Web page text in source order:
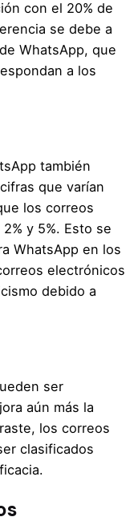
con el 20% de
se debe a
WhatsApp, que
a los
también
que varían
los correos
y 5%. Esto se
WhatsApp en los
electrónicos
debido a
ser
aún más la
los correos
clasificados